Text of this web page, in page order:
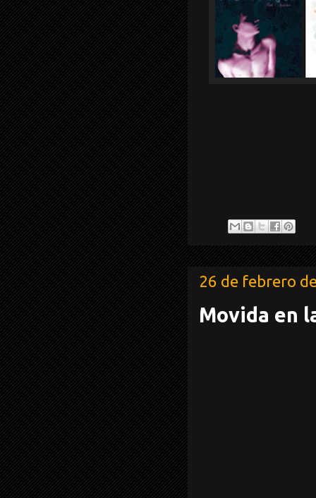
26 de febrero
Movida en